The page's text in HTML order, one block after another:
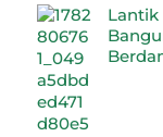
Lantik